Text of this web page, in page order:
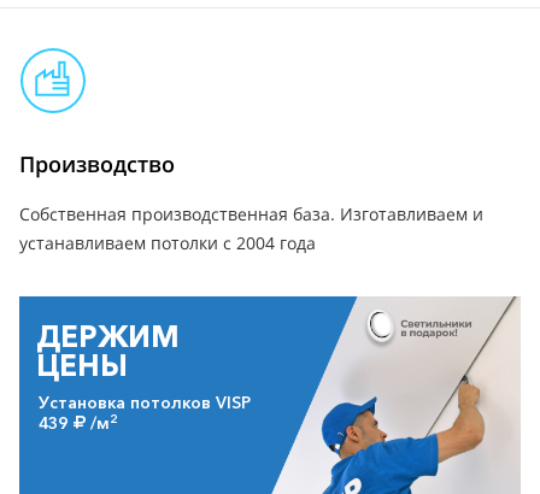
Производство
Собственная производственная база. Изготавливаем и
устанавливаем потолки с 2004 года
ДЕРЖИМ
ЦЕНЫ
Установка потолков VISP
439
/м2